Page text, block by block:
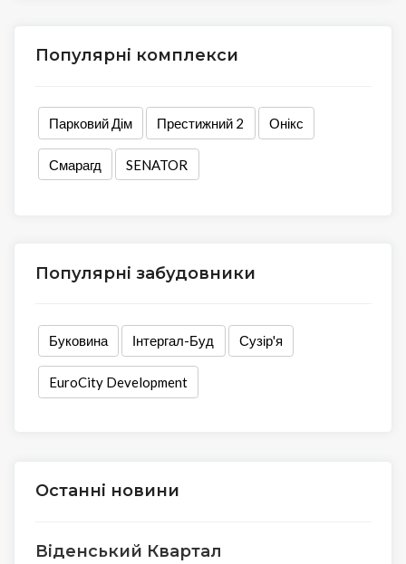
Популярні комплекси
Парковий Дім Престижний 2 Онікс
Смарагд SENATOR
Популярні забудовники
Буковина Інтергал-Буд Сузір'я
EuroCity Development
Останні новини
Віденський Квартал